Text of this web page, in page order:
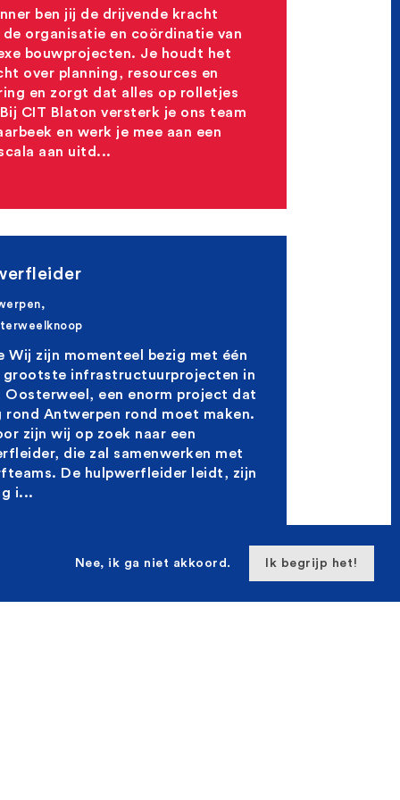
Nee, ik ga niet akkoord. Ik begrijp het!
ben jij de drijvende kracht
organisatie en coördinatie van
bouwprojecten. Je houdt het
over planning, resources en
en zorgt dat alles op rolletjes
CIT Blaton versterk je ons team
en werk je mee aan een
aan uitd...
Wij zijn momenteel bezig met één
grootste infrastructuurprojecten in
Oosterweel, een enorm project dat
rond Antwerpen rond moet maken.
zijn wij op zoek naar een
die zal samenwerken met
De hulpwerfleider leidt, zijn
i...